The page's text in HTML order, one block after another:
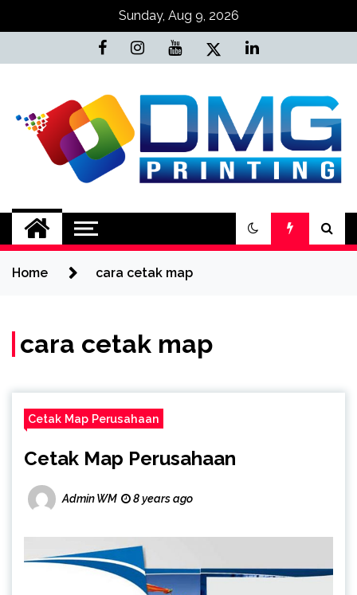
Sunday, Aug 9, 2026
Jasa Cetak Online
DMG Printing
Home cara cetak map
cara cetak map
Cetak Map Perusahaan
Cetak Map Perusahaan
Admin WM 8 years ago